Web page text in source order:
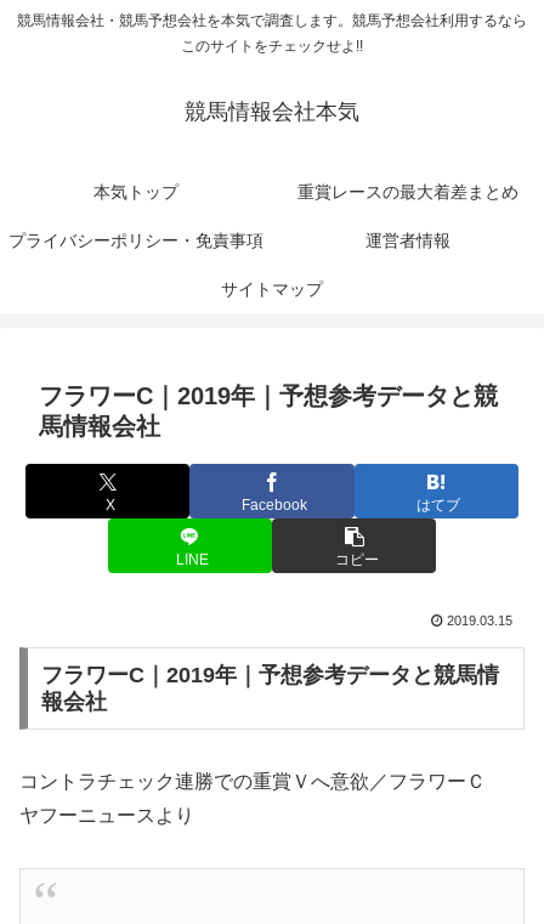
競馬情報会社・競馬予想会社を本気で調査します。競馬予想会社利用するなら
このサイトをチェックせよ!!
競馬情報会社本気
本気トップ 重賞レースの最大着差まとめ
プライバシーポリシー・免責事項 運営者情報
サイトマップ
フラワーC｜2019年｜予想参考データと競
馬情報会社
X Facebook はてブ
LINE コピー
2019.03.15
フラワーC｜2019年｜予想参考データと競馬情
報会社
コントラチェック連勝での重賞Ｖへ意欲／フラワーＣ
ヤフーニュースより